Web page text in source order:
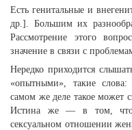
Есть генитальные и
др.]. Большим их
Рассмотрение этого
значение в связи с
Нередко приходится
«опытными», такие
самом же деле такое может
Истина же — в том, что
сексуальном отношении